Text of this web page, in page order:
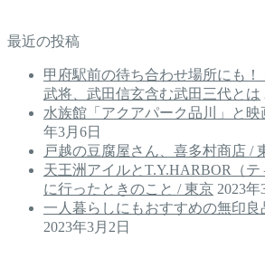
最近の投稿
甲府駅前の待ち合わせ場所にも！
武将、武田信玄含む武田三代とは
水族館「アクアパーク品川」と映
年3月6日
戸越の豆腐屋さん、喜多村商店 /
天王洲アイルとT.Y.HARBOR（テ
に行ったときのこと / 東京 2023年
一人暮らしにもおすすめの無印良
2023年3月2日